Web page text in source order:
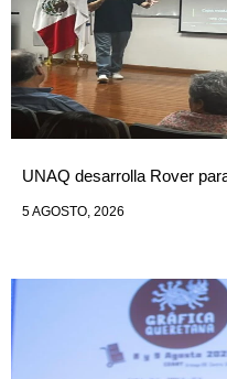
UNAQ desarrolla Rover
5 AGOSTO, 2026